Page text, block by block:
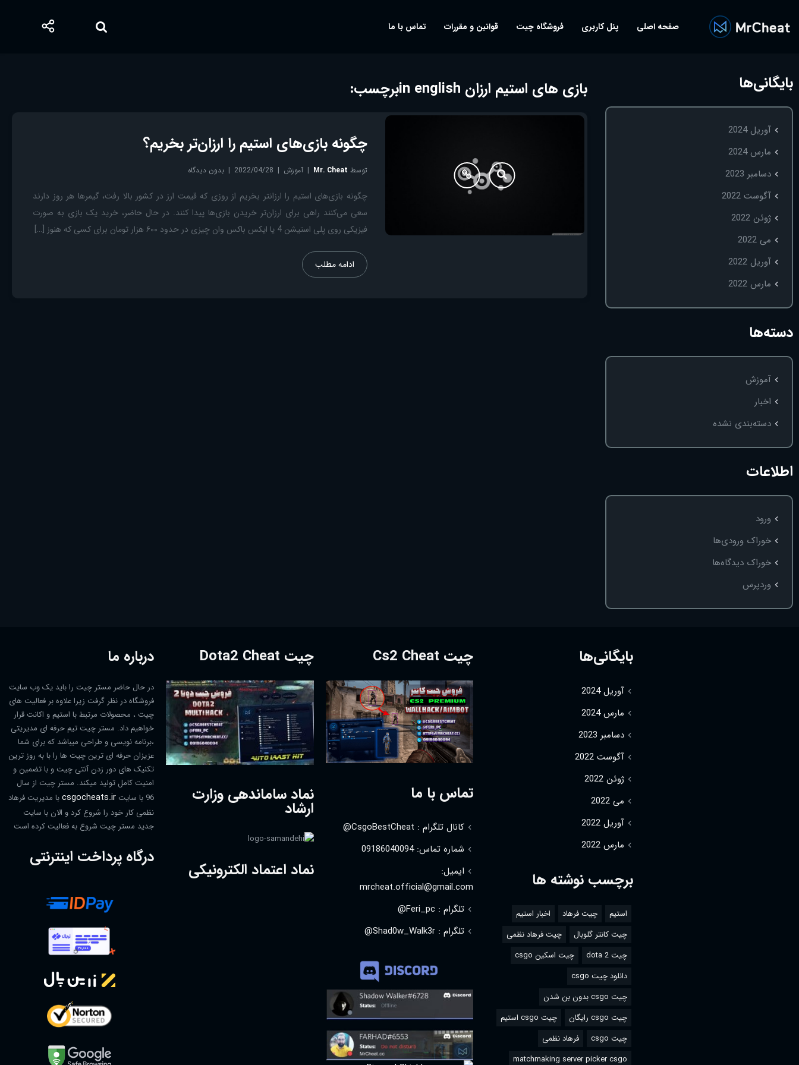
صفحه اصلی پنل کاربری فروشگاه چیت قوانین و مقررات تماس با ما
بایگانی‌ها
آوریل 2024
مارس 2024
دسامبر 2023
آگوست 2022
ژوئن 2022
می 2022
آوریل 2022
مارس 2022
دسته‌ها
آموزش
اخبار
دسته‌بندی نشده
اطلاعات
ورود
خوراک ورودی‌ها
خوراک دیدگاه‌ها
وردپرس
برچسب: بازی های استیم ارزان in english
چگونه بازی‌های استیم را ارزان‌تر بخریم؟
توسط Mr. Cheat آموزش 2022/04/28 بدون دیدگاه
چگونه بازی‌های استیم را ارزانتر بخریم از روزی که قیمت ارز در کشور بالا رفت، گیمرها هر روز دارند
سعی می‌کنند راهی برای ارزان‌تر خریدن بازی‌ها پیدا کنند. در حال حاضر، خرید یک بازی به صورت
فیزیکی روی پلی استیشن 4 یا ایکس باکس وان چیزی در حدود ۶۰۰ هزار تومان برای کسی که هنوز […]
ادامه مطلب
بایگانی‌ها
آوریل 2024
مارس 2024
دسامبر 2023
آگوست 2022
ژوئن 2022
می 2022
آوریل 2022
مارس 2022
برچسب نوشته ها
استیم چیت فرهاد
اخبار استیم
چیت کانتر گلوبال
چیت فرهاد نظمی
چیت dota 2
چیت اسکین csgo
دانلود چیت csgo
چیت csgo بدون بن شدن
چیت csgo رایگان
چیت csgo استیم
چیت csgo
فرهاد نظمی
matchmaking server picker csgo
چیت Cs2 Cheat
تماس با ما
کانال تلگرام : CsgoBestCheat@
شماره تماس: 09186040094
ایمیل:
mrcheat.official@gmail.com
تلگرام : Feri_pc@
تلگرام : Shad0w_Walk3r@
چیت Dota2 Cheat
نماد ساماندهی وزارت
ارشاد
نماد اعتماد الکترونیکی
درباره ما
در حال حاضر مستر چیت را باید یک وب سایت
فروشگاه در نظر گرفت زیرا علاوه بر فعالیت های
چیت ، محصولات مرتبط با استیم و اکانت قرار
خواهیم داد. مستر چیت تیم حرفه ای مدیریتی
،برنامه نویسی و طراحی میباشد که برای شما
عزیزان حرفه ای ترین چیت ها را با به روز ترین
تکنیک های دور زدن آنتی چیت و با تضمین و
امنیت کامل تولید میکند. مستر چیت از سال
96 با سایت
csgocheats.irبا مدیریت فرهاد
نظمی کار خود را شروع کرد و الان با سایت
جدید مستر چیت شروع به فعالیت کرده است
درگاه پرداخت اینترنتی